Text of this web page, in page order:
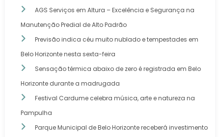
AGS Serviços em Altura – Excelência e Segurança na
Manutenção Predial de Alto Padrão
Previsão indica céu muito nublado e tempestades em
Belo Horizonte nesta sexta-feira
Sensação térmica abaixo de zero é registrada em Belo
Horizonte durante a madrugada
Festival Cardume celebra música, arte e natureza na
Pampulha
Parque Municipal de Belo Horizonte receberá investimento